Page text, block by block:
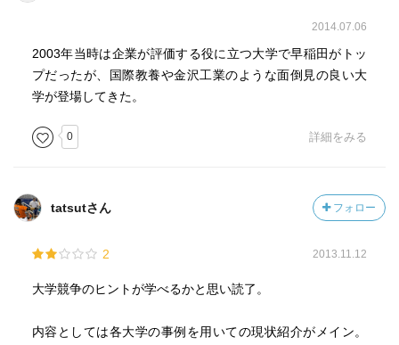
2014.07.06
2003年当時は企業が評価する役に立つ大学で早稲田がトッ
プだったが、国際教養や金沢工業のような面倒見の良い大
学が登場してきた。
0 詳細をみる
tatsutさん フォロー
2 2013.11.12
大学競争のヒントが学べるかと思い読了。
内容としては各大学の事例を用いての現状紹介がメイン。